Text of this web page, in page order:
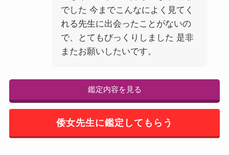
でした 今までこんなによく見てく
れる先生に出会ったことがないの
で、とてもびっくりしました 是非
またお願いしたいです。
鑑定内容を見る
倭女先生に鑑定してもらう